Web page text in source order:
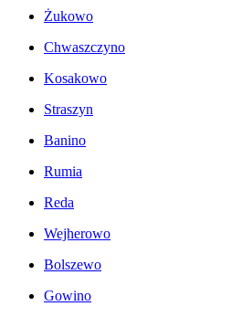
Żukowo
Chwaszczyno
Kosakowo
Straszyn
Banino
Rumia
Reda
Wejherowo
Bolszewo
Gowino